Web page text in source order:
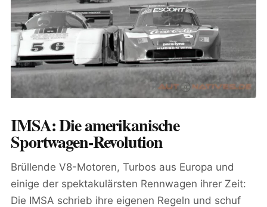
IMSA: Die amerikanische
Sportwagen-Revolution
Brüllende V8-Motoren, Turbos aus Europa und
einige der spektakulärsten Rennwagen ihrer Zeit:
Die IMSA schrieb ihre eigenen Regeln und schuf